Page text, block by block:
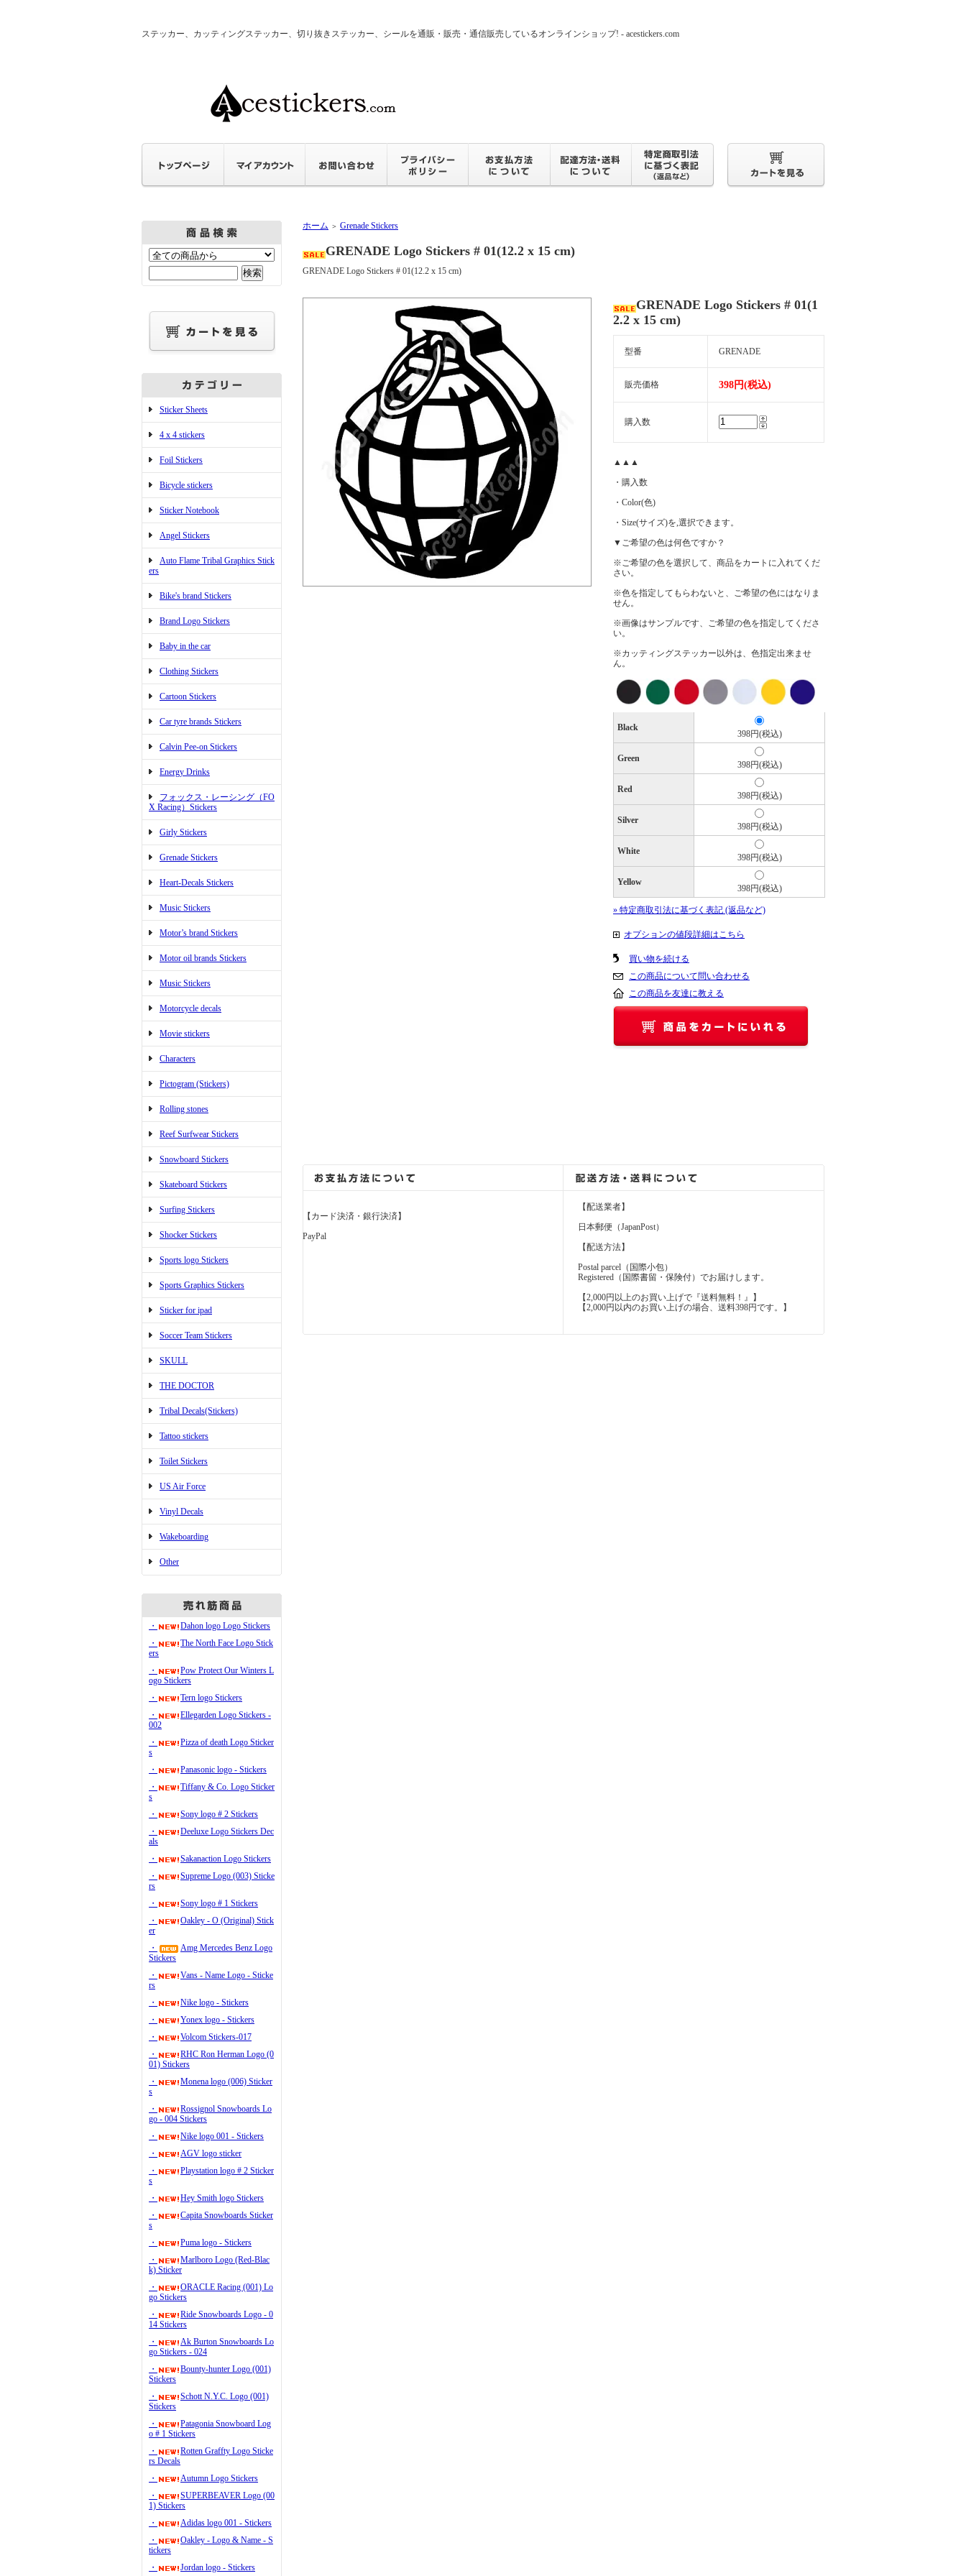
ステッカー、カッティングステッカー、切り抜きステッカー、シールを通販・販売・通信販売しているオンラインショップ! - acestickers.com
Sticker Sheets
4 x 4 stickers
Foil Stickers
Bicycle stickers
Sticker Notebook
Angel Stickers
Auto Flame Tribal Graphics Stick
ers
Bike's brand Stickers
Brand Logo Stickers
Baby in the car
Clothing Stickers
Cartoon Stickers
Car tyre brands Stickers
Calvin Pee-on Stickers
Energy Drinks
フォックス・レーシング（FO
X Racing）Stickers
Girly Stickers
Grenade Stickers
Heart-Decals Stickers
Music Stickers
Motor’s brand Stickers
Motor oil brands Stickers
Music Stickers
Motorcycle decals
Movie stickers
Characters
Pictogram (Stickers)
Rolling stones
Reef Surfwear Stickers
Snowboard Stickers
Skateboard Stickers
Surfing Stickers
Shocker Stickers
Sports logo Stickers
Sports Graphics Stickers
Sticker for ipad
Soccer Team Stickers
SKULL
THE DOCTOR
Tribal Decals(Stickers)
Tattoo stickers
Toilet Stickers
US Air Force
Vinyl Decals
Wakeboarding
Other
・
Dahon logo Logo Stickers
・
The North Face Logo Stick
ers
・
Pow Protect Our Winters L
ogo Stickers
・
Tern logo Stickers
・
Ellegarden Logo Stickers -
002
・
Pizza of death Logo Sticker
s
・
Panasonic logo - Stickers
・
Tiffany & Co. Logo Sticker
s
・
Sony logo # 2 Stickers
・
Deeluxe Logo Stickers Dec
als
・
Sakanaction Logo Stickers
・
Supreme Logo (003) Sticke
rs
・
Sony logo # 1 Stickers
・
Oakley - O (Original) Stick
er
・
Amg Mercedes Benz Logo
Stickers
・
Vans - Name Logo - Sticke
rs
・
Nike logo - Stickers
・
Yonex logo - Stickers
・
Volcom Stickers-017
・
RHC Ron Herman Logo (0
01) Stickers
・
Monena logo (006) Sticker
s
・
Rossignol Snowboards Lo
go - 004 Stickers
・
Nike logo 001 - Stickers
・
AGV logo sticker
・
Playstation logo # 2 Sticker
s
・
Hey Smith logo Stickers
・
Capita Snowboards Sticker
s
・
Puma logo - Stickers
・
Marlboro Logo (Red-Blac
k) Sticker
・
ORACLE Racing (001) Lo
go Stickers
・
Ride Snowboards Logo - 0
14 Stickers
・
Ak Burton Snowboards Lo
go Stickers - 024
・
Bounty-hunter Logo (001)
Stickers
・
Schott N.Y.C. Logo (001)
Stickers
・
Patagonia Snowboard Log
o # 1 Stickers
・
Rotten Graffty Logo Sticke
rs Decals
・
Autumn Logo Stickers
・
SUPERBEAVER Logo (00
1) Stickers
・
Adidas logo 001 - Stickers
・
Oakley - Logo & Name - S
tickers
・
Jordan logo - Stickers
ホーム ＞ Grenade Stickers
GRENADE Logo Stickers # 01(12.2 x 15 cm)
GRENADE Logo Stickers # 01(12.2 x 15 cm)
GRENADE Logo Stickers # 01(1
2.2 x 15 cm)
型番 GRENADE
販売価格 398円(税込)
購入数
▲▲▲
・購入数
・Color(色)
・Size(サイズ)を,選択できます。
▼ご希望の色は何色ですか？
※ご希望の色を選択して、商品をカートに入れてくだ
さい。
※色を指定してもらわないと、ご希望の色にはなりま
せん。
※画像はサンプルです、ご希望の色を指定してくださ
い。
※カッティングステッカー以外は、色指定出来ませ
ん。
Black
398円(税込)
Green
398円(税込)
Red
398円(税込)
Silver
398円(税込)
White
398円(税込)
Yellow
398円(税込)
» 特定商取引法に基づく表記 (返品など)
オプションの値段詳細はこちら
買い物を続ける
この商品について問い合わせる
この商品を友達に教える
【カード決済・銀行決済】
PayPal
【配送業者】
日本郵便（JapanPost）
【配送方法】
Postal parcel（国際小包）
Registered（国際書留・保険付）でお届けします。
【2,000円以上のお買い上げで『送料無料！』】
【2,000円以内のお買い上げの場合、送料398円です。】